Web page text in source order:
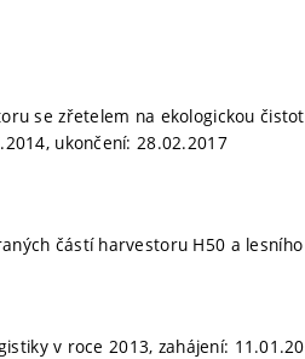
se zřetelem na ekologickou
ukončení: 28.02.2017
částí harvestoru H50 a
v roce 2013, zahájení: